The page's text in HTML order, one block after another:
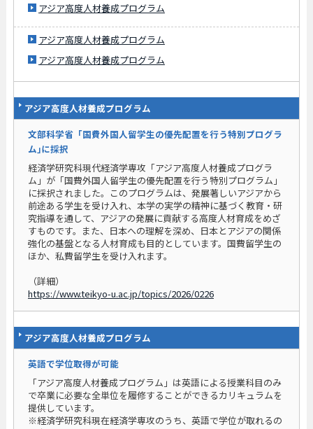
アジア高度人材養成プログラム
アジア高度人材養成プログラム
アジア高度人材養成プログラム
アジア高度人材養成プログラム
文部科学省「国費外国人留学生の優先配置を行う特別プログラ
ム｣に採択
経済学研究科現代経済学専攻「アジア高度人材養成プログラ
ム」が「国費外国人留学生の優先配置を行う特別プログラム｣
に採択されました。このプログラムは、発展著しいアジアから
前途ある学生を受け入れ、本学の実学の精神に基づく教育・研
究指導を通して、アジアの発展に貢献する高度人材育成をめざ
すものです。また、日本への理解を深め、日本とアジアの関係
強化の基盤となる人材育成も目的としています。国費留学生の
ほか、私費留学生を受け入れます。
（詳細）
https://www.teikyo-u.ac.jp/topics/2026/0226
アジア高度人材養成プログラム
英語で学位取得が可能
「アジア高度人材養成プログラム」は英語による授業科目のみ
で卒業に必要な全単位を履修することができるカリキュラムを
提供しています。
※経済学研究科現在経済学専攻のうち、英語で学位が取れるの